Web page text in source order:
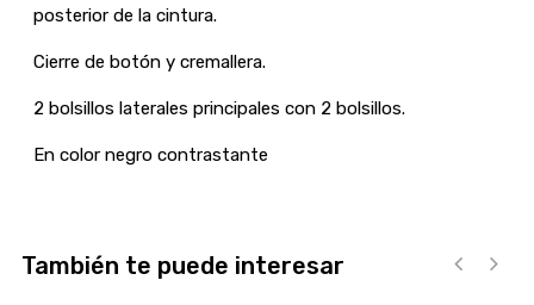
posterior de la cintura.
Cierre de botón y cremallera.
2 bolsillos laterales principales con 2 bolsillos.
En color negro contrastante
También te puede interesar